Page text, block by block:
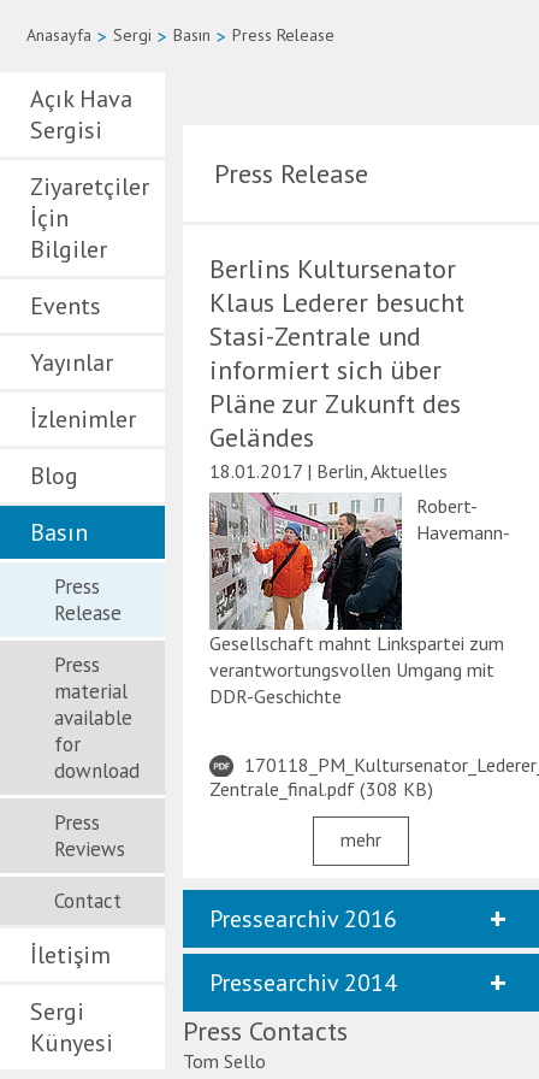
Anasayfa > Sergi > Basın > Press Release
Açık Hava
Sergisi
Ziyaretçiler
İçin
Bilgiler
Events
Yayınlar
İzlenimler
Blog
Basın
Press
Release
Press
material
available
for
download
Press
Reviews
Contact
İletişim
Sergi
Künyesi
Press Release
Berlins Kultursenator
Klaus Lederer besucht
Stasi-Zentrale und
informiert sich über
Pläne zur Zukunft des
Geländes
18.01.2017 | Berlin, Aktuelles
Robert-
Havemann-
Gesellschaft mahnt Linkspartei zum
verantwortungsvollen Umgang mit
DDR-Geschichte
Zentrale_final.pdf308 KB
mehr
Pressearchiv 2016
Bundespräsident Gauck
besucht die Open-Air-
Ausstellung „Revolution
Pressearchiv 2014
Lotto-Stiftung bewilligt
Press Contacts
Tom Sello